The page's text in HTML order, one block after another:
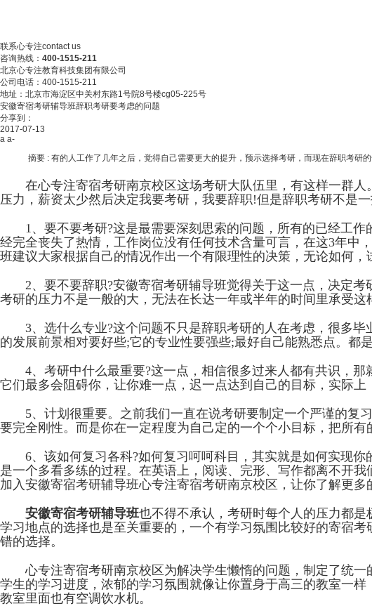
联系心专注contact us
咨询热线： 400-1515-211
北京心专注教育科技集团有限公司
公司电话：400-1515-211
地址：北京市海淀区中关村东路1号院8号楼cg05-225号
安徽寄宿考研辅导班辞职考研要考虑的问题
分享到：
2017-07-13
a a-
摘要 : 有的人工作了几年之后，觉得自己需要更大的提升，预示选择考研，而现在辞职考研
在心专注寄宿考研南京校区这场考研大队伍里，有这样一群人
压力，薪资太少然后决定我要考研，我要辞职!但是辞职考研不是
1、要不要考研?这是最需要深刻思索的问题，所有的已经工作
经完全丧失了热情，工作岗位没有任何技术含量可言，在这3年中
班建议大家根据自己的情况作出一个有限理性的决策，无论如何，
2、要不要辞职?安徽寄宿考研辅导班觉得关于这一点，决定考
考研的压力不是一般的大，无法在长达一年或半年的时间里承受
3、选什么专业?这个问题不只是辞职考研的人在考虑，很多毕
的发展前景相对要好些;它的专业性要强些;最好自己能熟悉点。都
4、考研中什么最重要?这一点，相信很多过来人都有共识，那
它们最多会阻碍你，让你难一点，迟一点达到自己的目标，实际
5、计划很重要。之前我们一直在说考研要制定一个严谨的复
要完全刚性。而是你在一定程度为自己定的一个个小目标，把所
6、该如何复习各科?如何复习呵呵科目，其实就是如何实现你
是一个多看多练的过程。在英语上，阅读、完形、写作都离不开
加入安徽寄宿考研辅导班心专注寄宿考研南京校区，让你了解更多
安徽寄宿考研辅导班也不得不承认，考研时每个人的压力都
学习地点的选择也是至关重要的，一个有学习氛围比较好的寄宿
错的选择。
心专注寄宿考研南京校区为解决学生懒惰的问题，制定了统一
学生的学习进度，浓郁的学习氛围就像让你置身于高三的教室一
教室里面也有空调饮水机。